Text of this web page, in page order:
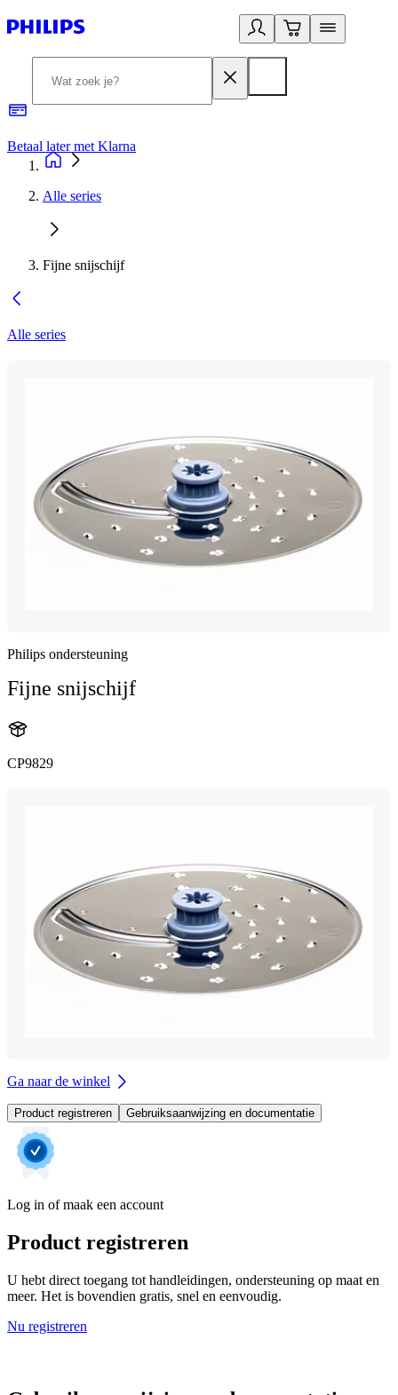
Betaal later met Klarna
Alle series
Fijne snijschijf
Alle series
Philips ondersteuning
Fijne snijschijf
CP9829
Ga naar de winkel
Product registreren Gebruiksaanwijzing en documentatie
Log in of maak een account
Product registreren
U hebt direct toegang tot handleidingen, ondersteuning op maat en
meer. Het is bovendien gratis, snel en eenvoudig.
Nu registreren